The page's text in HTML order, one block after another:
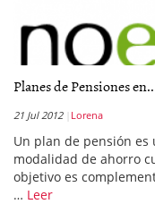
Planes de Pensiones
21 Jul 2012 Lorena
Un plan de pensión es
modalidad de ahorro
objetivo es
… Leer